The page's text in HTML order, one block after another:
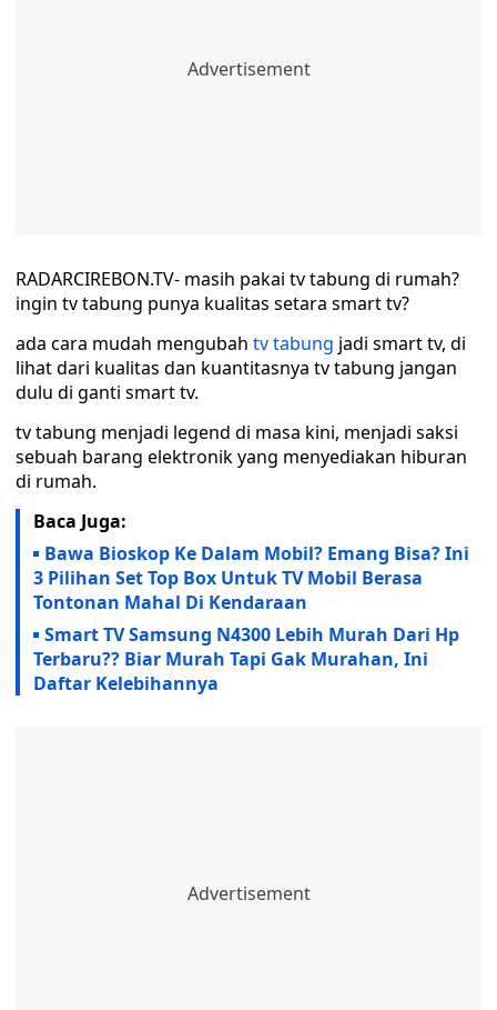
RADARCIREBON.TV- masih pakai tv tabung di rumah?
ingin tv tabung punya kualitas setara smart tv?
ada cara mudah mengubah tv tabung jadi smart tv, di
lihat dari kualitas dan kuantitasnya tv tabung jangan
dulu di ganti smart tv.
tv tabung menjadi legend di masa kini, menjadi saksi
sebuah barang elektronik yang menyediakan hiburan
di rumah.
Baca Juga:
Bawa Bioskop Ke Dalam Mobil? Emang Bisa? Ini
3 Pilihan Set Top Box Untuk TV Mobil Berasa
Tontonan Mahal Di Kendaraan
Smart TV Samsung N4300 Lebih Murah Dari Hp
Terbaru?? Biar Murah Tapi Gak Murahan, Ini
Daftar Kelebihannya